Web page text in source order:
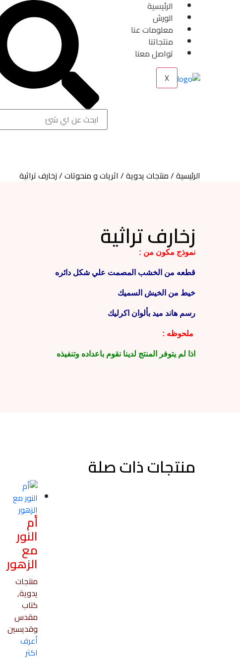
الرئيسية
الورش
معلومات عنا
منتجاتنا
تواصل معنا
X
الرئيسية/منتجات يدوية/ اثريات و منحوتات/ زخارف تراثية
زخارف تراثية
نموذج مكون من :
قطعه من الخشب المصمت علي شكل دائره
خيط من الخيش السميك
رسم هاند ميد بألوان اكرليك
ملحوظه :
اذا لم يتوفر المنتج لدينا نقوم باعداده وتنفيذه
منتجات ذات صلة
أم
النور
مع
الزهور
منتجات
يدوية,
كتاب
مقدس
وقديسين
أعرف
اكتر